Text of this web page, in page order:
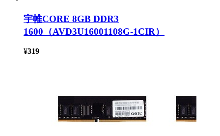
宇帷CORE 8GB DDR3
1600（AVD3U16001108G-1CIR）
¥319